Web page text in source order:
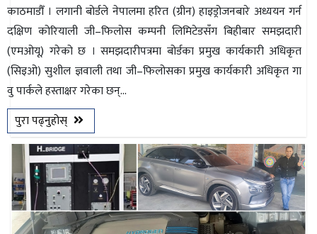
काठमाडौँ । लगानी बोर्डले नेपालमा हरित (ग्रीन) हाइड्रोजनबारे अध्ययन गर्न
दक्षिण कोरियाली जी–फिलोस कम्पनी लिमिटेडसँग बिहीबार समझदारी
(एमओयू) गरेको छ । समझदारीपत्रमा बोर्डका प्रमुख कार्यकारी अधिकृत
(सिइओ) सुशील ज्ञवाली तथा जी–फिलोसका प्रमुख कार्यकारी अधिकृत गा
वु पार्कले हस्ताक्षर गरेका छन्...
पुरा पढ्नुहोस्